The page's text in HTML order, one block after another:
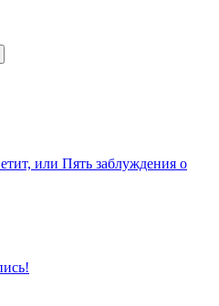
или Пять заблуждения о